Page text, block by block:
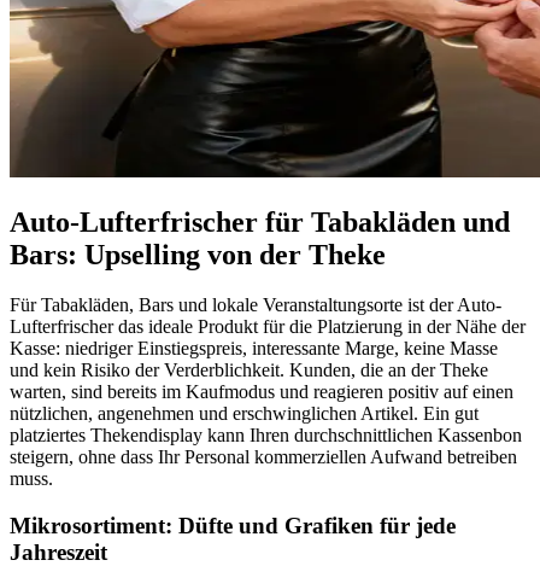
Auto-Lufterfrischer für Tabakläden und
Bars: Upselling von der Theke
Für Tabakläden, Bars und lokale Veranstaltungsorte ist der Auto-
Lufterfrischer das ideale Produkt für die Platzierung in der Nähe der
Kasse: niedriger Einstiegspreis, interessante Marge, keine Masse
und kein Risiko der Verderblichkeit. Kunden, die an der Theke
warten, sind bereits im Kaufmodus und reagieren positiv auf einen
nützlichen, angenehmen und erschwinglichen Artikel. Ein gut
platziertes Thekendisplay kann Ihren durchschnittlichen Kassenbon
steigern, ohne dass Ihr Personal kommerziellen Aufwand betreiben
muss.
Mikrosortiment: Düfte und Grafiken für jede
Jahreszeit